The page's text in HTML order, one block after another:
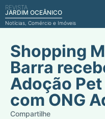
REVISTA
JARDIM OCEÂNICO
Notícias, Comércio e Imóveis
Shopping
Barra
Adoção
com ONG